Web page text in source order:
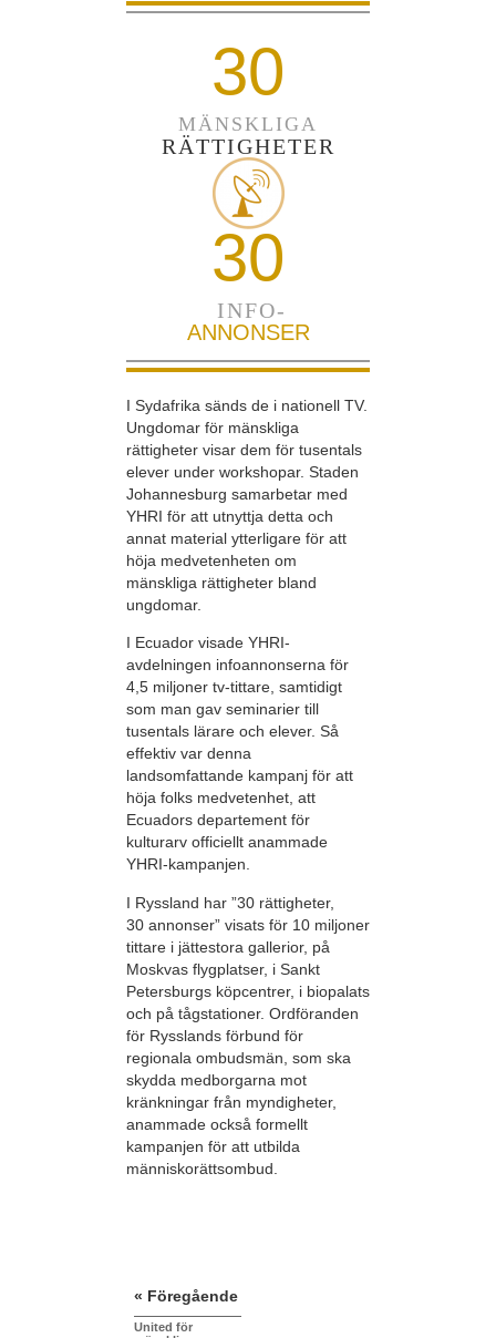
30
MÄNSKLIGA
RÄTTIGHETER
30
INFO-
ANNONSER
I Sydafrika sänds de i nationell TV.
Ungdomar för mänskliga
rättigheter visar dem för tusentals
elever under workshopar. Staden
Johannesburg samarbetar med
YHRI för att utnyttja detta och
annat material ytterligare för att
höja medvetenheten om
mänskliga rättigheter bland
ungdomar.
I Ecuador visade YHRI-
avdelningen infoannonserna för
4,5 miljoner tv-tittare, samtidigt
som man gav seminarier till
tusentals lärare och elever. Så
effektiv var denna
landsomfattande kampanj för att
höja folks medvetenhet, att
Ecuadors departement för
kulturarv officiellt anammade
YHRI-kampanjen.
I Ryssland har ”30 rättigheter,
30 annonser” visats för 10 miljoner
tittare i jättestora gallerior, på
Moskvas flygplatser, i Sankt
Petersburgs köpcentrer, i biopalats
och på tågstationer. Ordföranden
för Rysslands förbund för
regionala ombudsmän, som ska
skydda medborgarna mot
kränkningar från myndigheter,
anammade också formellt
kampanjen för att utbilda
människorättsombud.
« Föregående
United för